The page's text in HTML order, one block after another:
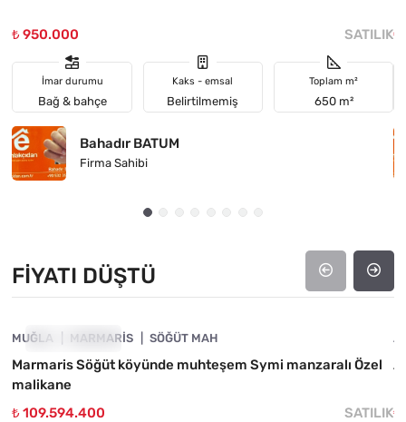
₺ 950.000 SATILIK
İmar durumu
Bağ & bahçe
Kaks - emsal
Belirtilmemiş
Toplam m²
650 m²
Bahadır BATUM
Firma Sahibi
₺
FIYATI DÜŞTÜ
FIYATI DÜŞTÜ
MUĞLA MARMARIS SÖĞÜT MAH
Marmaris Söğüt köyünde muhteşem Symi manzaralı Özel
malikane
₺ 109.594.400
SATILIK₺